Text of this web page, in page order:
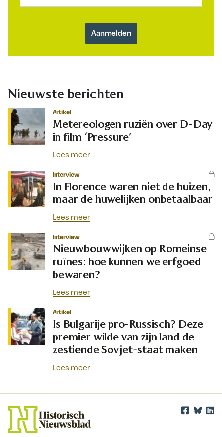
Nieuwste berichten
Artikel
Metereologen ruziën over D-Day
in film ‘Pressure’
Lees meer
Interview
In Florence waren niet de huizen,
maar de huwelijken onbetaalbaar
Lees meer
Interview
Nieuwbouwwijken op Romeinse
ruïnes: hoe kunnen we erfgoed
bewaren?
Lees meer
Artikel
Is Bulgarije pro-Russisch? Deze
premier wilde van zijn land de
zestiende Sovjet-staat maken
Lees meer